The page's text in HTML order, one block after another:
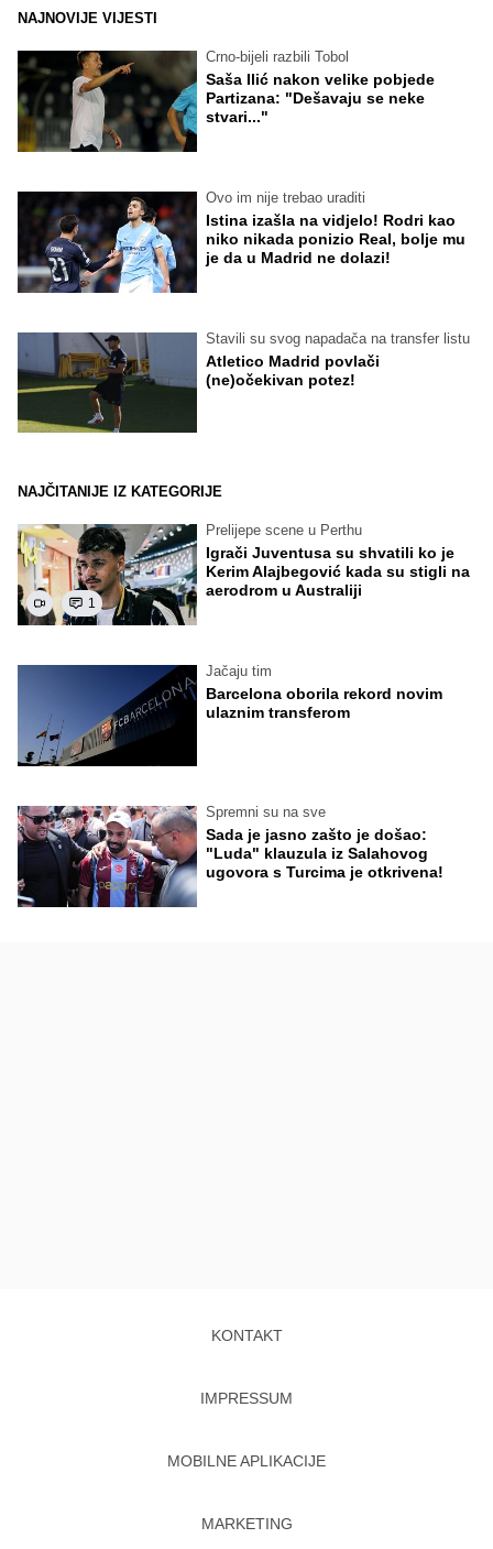
NAJNOVIJE VIJESTI
Crno-bijeli razbili Tobol
Saša Ilić nakon velike pobjede
Partizana: "Dešavaju se neke
stvari..."
Ovo im nije trebao uraditi
Istina izašla na vidjelo! Rodri kao
niko nikada ponizio Real, bolje mu
je da u Madrid ne dolazi!
Stavili su svog napadača na transfer listu
Atletico Madrid povlači
(ne)očekivan potez!
NAJČITANIJE IZ KATEGORIJE
1
Prelijepe scene u Perthu
Igrači Juventusa su shvatili ko je
Kerim Alajbegović kada su stigli na
aerodrom u Australiji
Jačaju tim
Barcelona oborila rekord novim
ulaznim transferom
Spremni su na sve
Sada je jasno zašto je došao:
"Luda" klauzula iz Salahovog
ugovora s Turcima je otkrivena!
KONTAKT
IMPRESSUM
MOBILNE APLIKACIJE
MARKETING